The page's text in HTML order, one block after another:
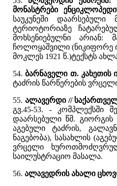
მონასტრები
საუკუნეში
ტერიოტორიაზე
მოხსენიებულნი არიან:
ჩოლოყაშვილი (ნიკიფორე
მოკლეს 1921 წ.)ტექსტს
54.ბარნაველი თ. კახეთის
ტაძრის წარწერების
55. ალავერდი //
გვ.45-53. - კომპლექსში
დაარსებული წმ. გიორგის
აგებული ტაძრის,
ნაგებობა), სასახლის
ვრცელი
საილუსტრაციო მასალა.
56. ალავედრის ახალი